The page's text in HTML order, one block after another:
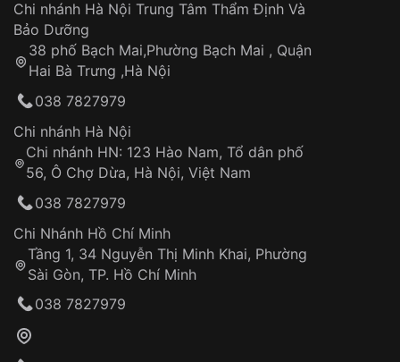
Áp dụng cho tất cả tỉnh thành trên toàn quốc
Thời gian tính từ khi xác nhận đơn hàng thành
công
Hotline: 0585 215 215
Từ khóa SEO:
Khách hàng kiểm tra và thanh toán trực tiếp
Dây đeo
Sản phẩm đã bị:
Tự ý sửa chữa
thống VNLUX
Đảm bảo quyền lợi khách hàng
Đồng hành cùng khách hàng trong suốt quá
trình sử dụng
Chi nhánh Hà Nội Trung Tâm Thẩm Định Và
Bảo Dưỡng
38 phố Bạch Mai,Phường Bạch Mai , Quận
Hai Bà Trưng ,Hà Nội
038 7827979
Chi nhánh Hà Nội
Chi nhánh HN: 123 Hào Nam, Tổ dân phố
56, Ô Chợ Dừa, Hà Nội, Việt Nam
038 7827979
Chi Nhánh Hồ Chí Minh
Tầng 1, 34 Nguyễn Thị Minh Khai, Phường
Sài Gòn, TP. Hồ Chí Minh
038 7827979